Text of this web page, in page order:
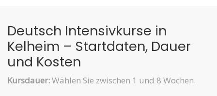
Deutsch Intensivkurse in
Kelheim – Startdaten, Dauer
und Kosten
Kursdauer:Wählen Sie zwischen 1 und 8 Wochen.